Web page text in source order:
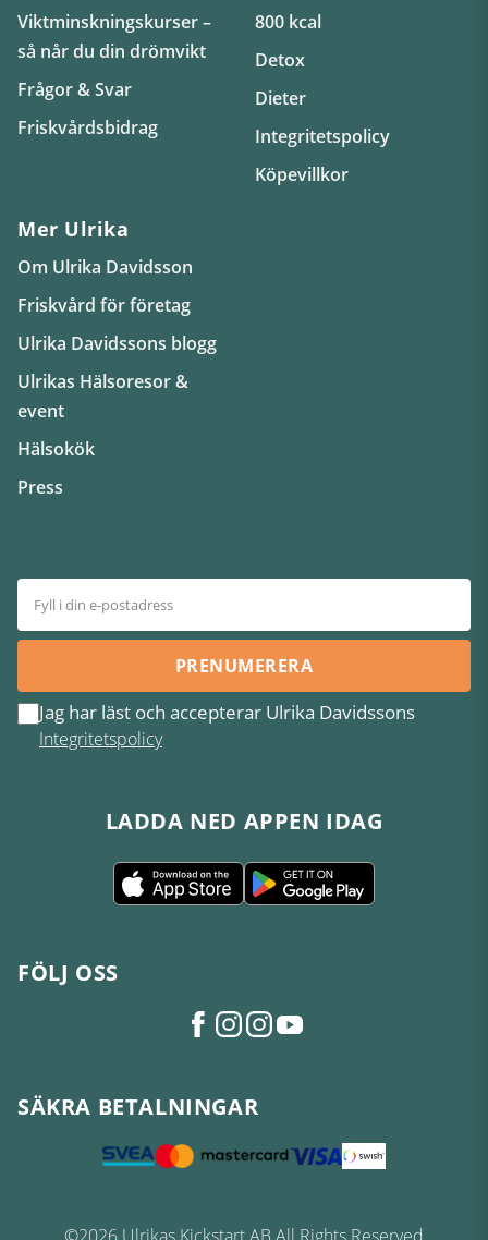
Viktminskningskurser –
så når du din drömvikt
Frågor & Svar
Friskvårdsbidrag
800 kcal
Detox
Dieter
Integritetspolicy
Köpevillkor
Mer Ulrika
Om Ulrika Davidsson
Friskvård för företag
Ulrika Davidssons blogg
Ulrikas Hälsoresor &
event
Hälsokök
Press
PRENUMERERA
Jag har läst och accepterar Ulrika Davidssons
Integritetspolicy
LADDA NED APPEN IDAG
FÖLJ OSS
SÄKRA BETALNINGAR